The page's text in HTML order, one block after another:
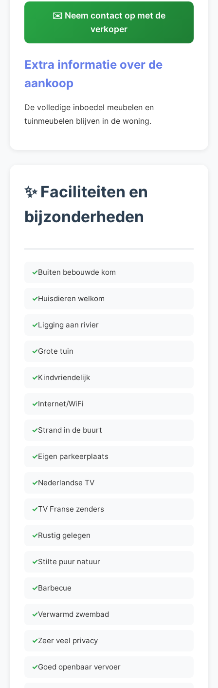
✉️ Neem contact op met de
verkoper
Extra informatie over de
aankoop
De volledige inboedel meubelen en
tuinmeubelen blijven in de woning.
✨Faciliteiten en
bijzonderheden
Buiten bebouwde kom
Huisdieren welkom
Ligging aan rivier
Grote tuin
Kindvriendelijk
Internet/WiFi
Strand in de buurt
Eigen parkeerplaats
Nederlandse TV
TV Franse zenders
Rustig gelegen
Stilte puur natuur
Barbecue
Verwarmd zwembad
Zeer veel privacy
Goed openbaar vervoer